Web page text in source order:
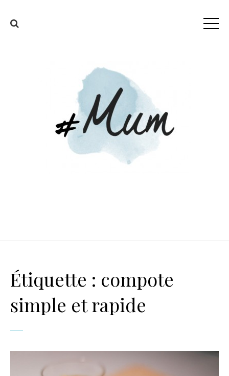
Étiquette : compote
simple et rapide